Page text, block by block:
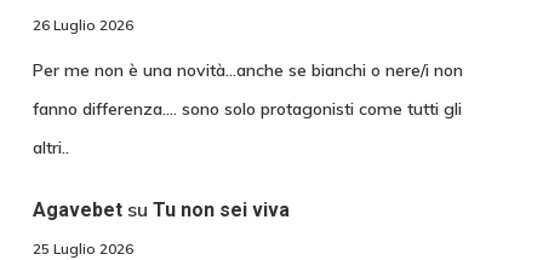
26 Luglio 2026
Per me non è una novità...anche se bianchi o nere/i non
fanno differenza.... sono solo protagonisti come tutti gli
altri..
Agavebetsu Tu non sei viva
25 Luglio 2026